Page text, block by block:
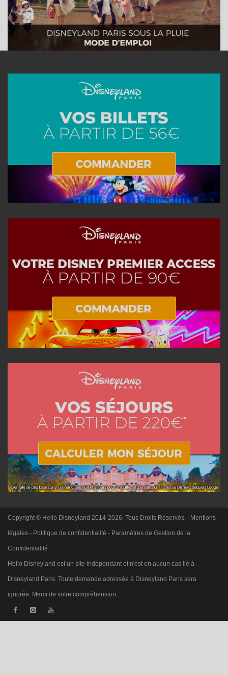
Copyright © Hello Disneyland 2014-2026, Tous Droits Réservés. | Mentions
légales - Politique de confidentialité - Paramètres de Gestion de la
Confidentialité
Hello Disneyland est un site indépendant et n'est en aucun cas lié à
Disneyland Paris. Toute demande adressée à Disneyland Paris sera
ignorée. Merci de votre compréhension.